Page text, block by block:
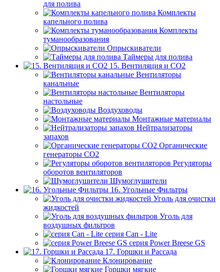
для полива
Комплекты
капельного полива
Комплекты
туманообразования
Опрыскиватели
Таймеры для полива
15. Вентиляция и CO2
Вентиляторы
канальные
Вентиляторы
настольные
Воздуховоды
Монтажные материалы
Нейтрализаторы
запахов
Органические
генераторы СО2
Регуляторы
оборотов вентиляторов
Шумоглушители
16. Угольные Фильтры
Уголь для очистки
жидкостей
Уголь для
воздушных фильтров
серия Can - Lite
серия Power Breese GS
17. Горшки и Рассада
Клонирование
Горшки мягкие